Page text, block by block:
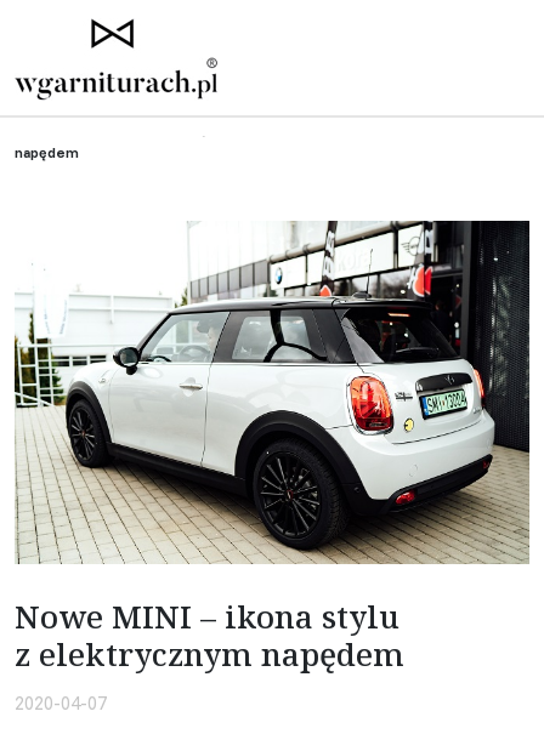
napędem
Nowe MINI – ikona stylu
z elektrycznym napędem
2020-04-07